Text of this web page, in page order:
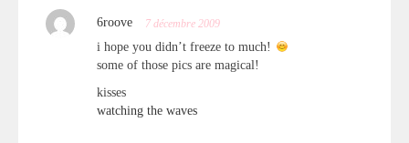
6roove 7 décembre 2009
i hope you didn’t freeze to much!
some of those pics are magical!
kisses
watching the waves